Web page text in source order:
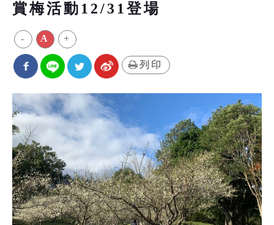
賞梅活動12/31登場
- A +
列印